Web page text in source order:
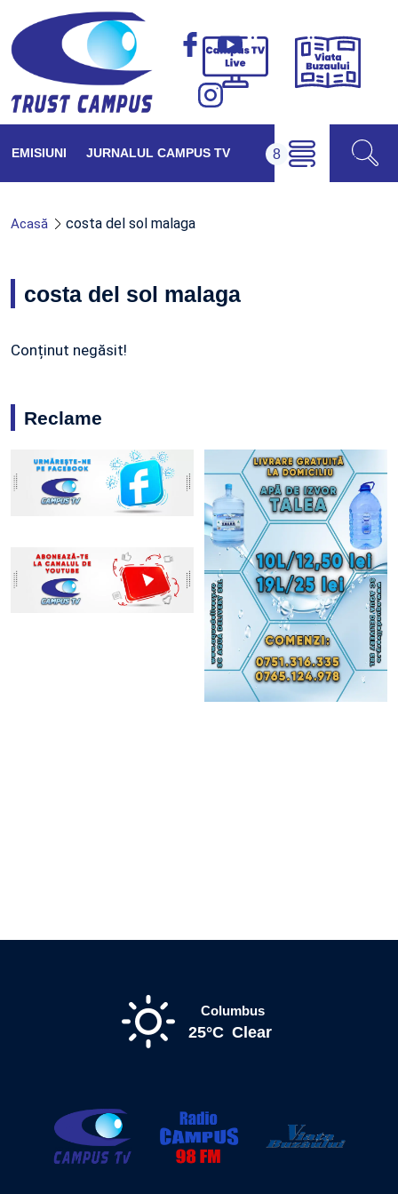
Campus
Viața
EMISIUNI JURNALUL CAMPUS TV
Acasă costa del sol malaga
costa del sol malaga
Conținut negăsit!
Reclame
Columbus
25°C Clear